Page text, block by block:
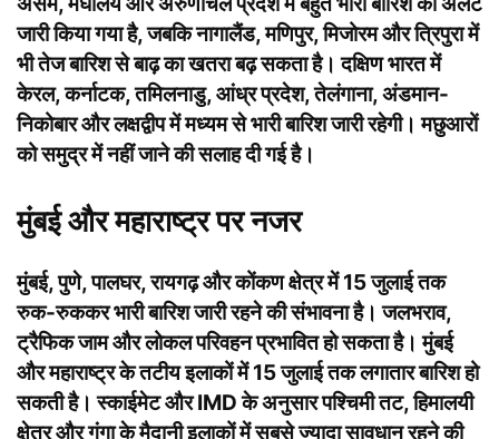
जारी किया गया है, जबकि नागालैंड, मणिपुर, मिजोरम और त्रिपुरा में
भी तेज बारिश से बाढ़ का खतरा बढ़ सकता है। दक्षिण भारत में
केरल, कर्नाटक, तमिलनाडु, आंध्र प्रदेश, तेलंगाना, अंडमान-
निकोबार और लक्षद्वीप में मध्यम से भारी बारिश जारी रहेगी। मछुआरों
को समुद्र में नहीं जाने की सलाह दी गई है।
मुंबई और महाराष्ट्र पर नजर
मुंबई, पुणे, पालघर, रायगढ़ और कोंकण क्षेत्र में 15 जुलाई तक
रुक-रुककर भारी बारिश जारी रहने की संभावना है। जलभराव,
ट्रैफिक जाम और लोकल परिवहन प्रभावित हो सकता है। मुंबई
और महाराष्ट्र के तटीय इलाकों में 15 जुलाई तक लगातार बारिश हो
सकती है। स्काईमेट और IMD के अनुसार पश्चिमी तट, हिमालयी
क्षेत्र और गंगा के मैदानी इलाकों में सबसे ज्यादा सावधान रहने की